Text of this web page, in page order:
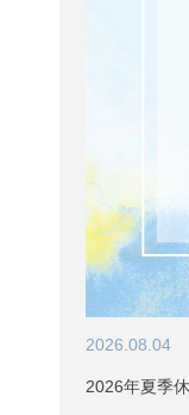
2026.08.04
2026年夏季